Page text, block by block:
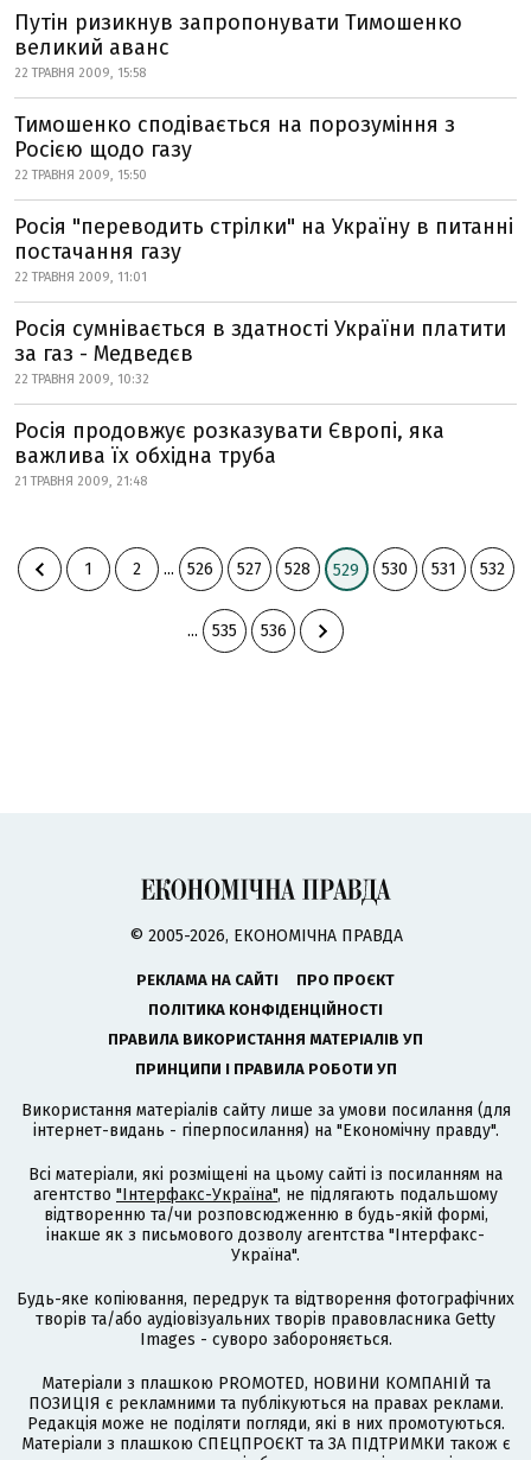
Путін ризикнув запропонувати Тимошенко
великий аванс
22 ТРАВНЯ 2009, 15:58
Тимошенко сподівається на порозуміння з
Росією щодо газу
22 ТРАВНЯ 2009, 15:50
Росія "переводить стрілки" на Україну в питанні
постачання газу
22 ТРАВНЯ 2009, 11:01
Росія сумнівається в здатності України платити
за газ - Медведєв
22 ТРАВНЯ 2009, 10:32
Росія продовжує розказувати Європі, яка
важлива їх обхідна труба
21 ТРАВНЯ 2009, 21:48
1 2 ... 526 527 528 529 530 531 532
... 535 536
© 2005-2026, ЕКОНОМІЧНА ПРАВДА
РЕКЛАМА НА САЙТІ
ПРО ПРОЄКТ
ПОЛІТИКА КОНФІДЕНЦІЙНОСТІ
ПРАВИЛА ВИКОРИСТАННЯ МАТЕРІАЛІВ УП
ПРИНЦИПИ І ПРАВИЛА РОБОТИ УП
Використання матеріалів сайту лише за умови посилання (для
інтернет-видань - гіперпосилання) на "Економічну правду".
Всі матеріали, які розміщені на цьому сайті із посиланням на
агентство "Інтерфакс-Україна", не підлягають подальшому
відтворенню та/чи розповсюдженню в будь-якій формі,
інакше як з письмового дозволу агентства "Інтерфакс-
Україна".
Будь-яке копіювання, передрук та відтворення фотографічних
творів та/або аудіовізуальних творів правовласника Getty
Images - суворо забороняється.
Матеріали з плашкою PROMOTED, НОВИНИ КОМПАНІЙ та
ПОЗИЦІЯ є рекламними та публікуються на правах реклами.
Редакція може не поділяти погляди, які в них промотуються.
Матеріали з плашкою СПЕЦПРОЄКТ та ЗА ПІДТРИМКИ також є